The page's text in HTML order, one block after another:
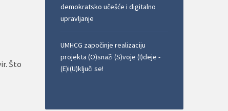
Što
demokratsko učešće i digitalno
upravljanje
UMHCG započinje realizaciju
projekta (O)snaži (S)voje (I)deje -
(E)i(U)ključi se!